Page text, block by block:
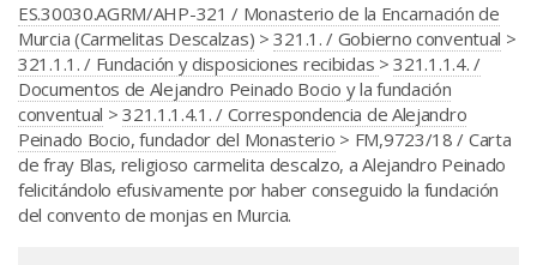
ES.30030.AGRM/AHP-321 / Monasterio de la Encarnación de
Murcia (Carmelitas Descalzas) >321.1. / Gobierno conventual >
321.1.1. / Fundación y disposiciones recibidas >321.1.1.4. /
Documentos de Alejandro Peinado Bocio y la fundación
conventual >321.1.1.4.1. / Correspondencia de Alejandro
Peinado Bocio, fundador del Monasterio > FM,9723/18 / Carta
de fray Blas, religioso carmelita descalzo, a Alejandro Peinado
felicitándolo efusivamente por haber conseguido la fundación
del convento de monjas en Murcia.